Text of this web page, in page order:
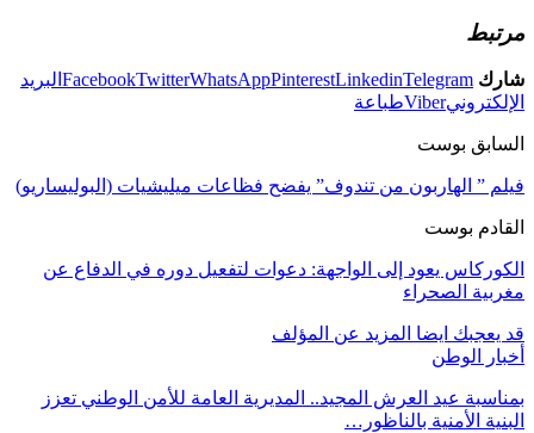
مرتبط
شارك FacebookTwitterWhatsAppPinterestLinkedinTelegram
البريد
الإلكترونيViberطباعة
السابق بوست
فيلم ” الهاربون من تندوف” يفضح فظاعات ميليشيات (البوليساريو)
القادم بوست
الكوركاس يعود إلى الواجهة: دعوات لتفعيل دوره في الدفاع عن
مغربية الصحراء
قد يعجبك ايضا المزيد عن المؤلف
أخبار الوطن
بمناسبة عيد العرش المجيد.. المديرية العامة للأمن الوطني تعزز
البنية الأمنية بالناظور…